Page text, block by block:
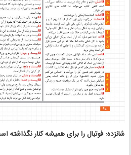
شانزده: فوتبال را برای همیشه کنار نگذاشته